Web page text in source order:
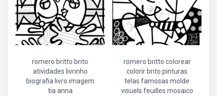
romero britto brito
atividades livrinho
biografia livro imagem
tia anna
romero britto colorear
colorir brito pinturas
telas famosas molde
visuels feuilles mosaico